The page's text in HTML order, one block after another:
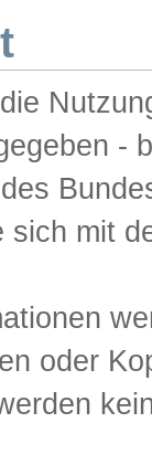
-
sich mit
oder